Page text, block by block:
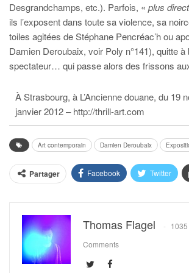
Desgrandchamps, etc.). Parfois, « plus
ils l’exposent dans toute sa violence, sa
toiles agitées de Stéphane Pencréac’h ou
Damien Deroubaix, voir Poly n°141), quitte à
spectateur… qui passe alors des frissons
À Strasbourg, à L’Ancienne douane, du 19
janvier 2012 – http://thrill-art.com
Art contemporain Damien Deroubaix
Partager Facebook Twitter
Thomas Flagel
Comments